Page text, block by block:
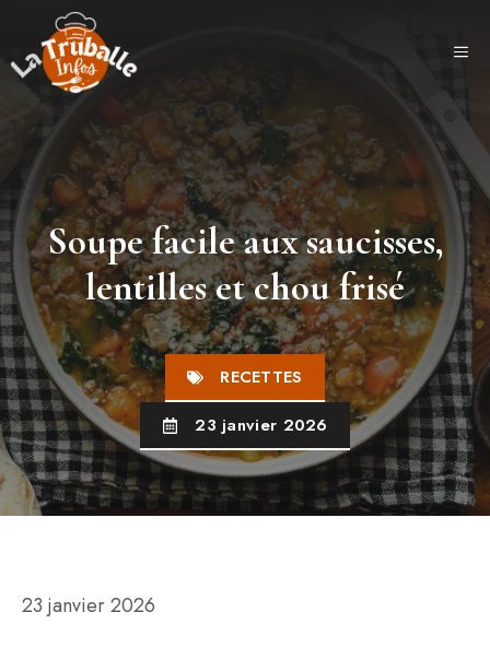
contenu
Soupe facile aux saucisses,
lentilles et chou frisé
RECETTES
23 janvier 2026
23 janvier 2026